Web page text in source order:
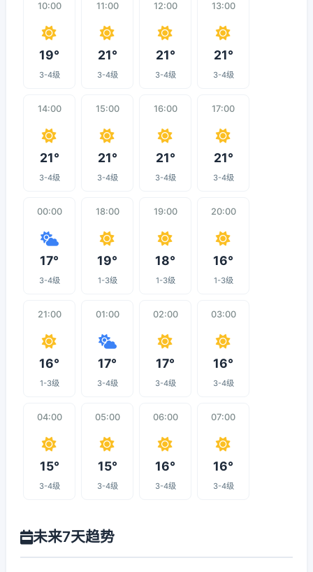
10:00
19°
3-4级
11:00
21°
3-4级
12:00
21°
3-4级
13:00
21°
3-4级
14:00
21°
3-4级
15:00
21°
3-4级
16:00
21°
3-4级
17:00
21°
3-4级
00:00
17°
3-4级
18:00
19°
1-3级
19:00
18°
1-3级
20:00
16°
1-3级
21:00
16°
1-3级
01:00
17°
3-4级
02:00
17°
3-4级
03:00
16°
3-4级
04:00
15°
3-4级
05:00
15°
3-4级
06:00
16°
3-4级
07:00
16°
3-4级
未来7天趋势